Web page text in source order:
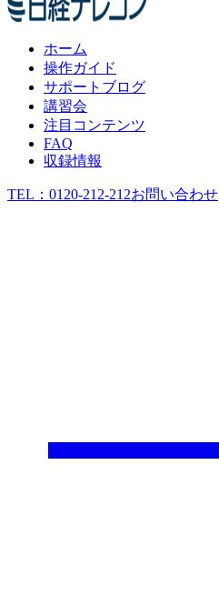
ホーム
操作ガイド
サポートブログ
講習会
注目コンテンツ
FAQ
収録情報
TEL： 0120-212-212お問い合わせ